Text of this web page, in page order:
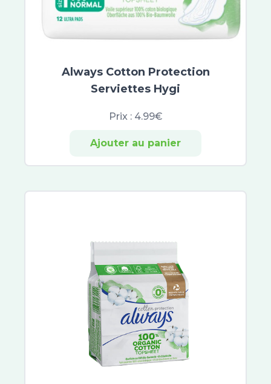
Fleurs de Bach
Hydralin
Yogi Tea
Biostime
Blédina
Pampers
Lohmann
EG Labo
Primalba
ABCDerm
Elgydium
Expanscience
Uriage Bébé
Braun
Always Cotton Protection
Serviettes Hygi
Prix : 4.99€
Ajouter au panier